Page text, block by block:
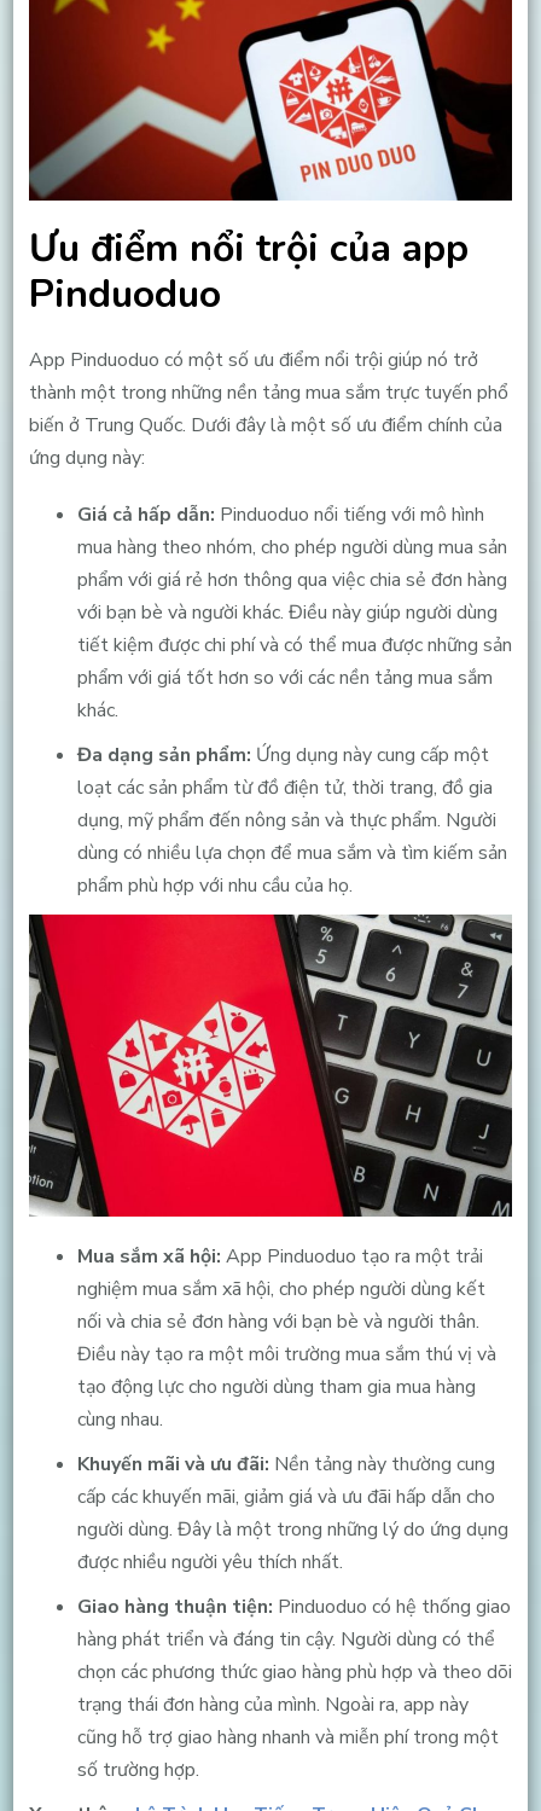
Ưu điểm nổi trội của app
Pinduoduo
App Pinduoduo có một số ưu điểm nổi trội giúp nó trở
thành một trong những nền tảng mua sắm trực tuyến phổ
biến ở Trung Quốc. Dưới đây là một số ưu điểm chính của
ứng dụng này:
Giá cả hấp dẫn: Pinduoduo nổi tiếng với mô hình
mua hàng theo nhóm, cho phép người dùng mua sản
phẩm với giá rẻ hơn thông qua việc chia sẻ đơn hàng
với bạn bè và người khác. Điều này giúp người dùng
tiết kiệm được chi phí và có thể mua được những sản
phẩm với giá tốt hơn so với các nền tảng mua sắm
khác.
Đa dạng sản phẩm: Ứng dụng này cung cấp một
loạt các sản phẩm từ đồ điện tử, thời trang, đồ gia
dụng, mỹ phẩm đến nông sản và thực phẩm. Người
dùng có nhiều lựa chọn để mua sắm và tìm kiếm sản
phẩm phù hợp với nhu cầu của họ.
Mua sắm xã hội: App Pinduoduo tạo ra một trải
nghiệm mua sắm xã hội, cho phép người dùng kết
nối và chia sẻ đơn hàng với bạn bè và người thân.
Điều này tạo ra một môi trường mua sắm thú vị và
tạo động lực cho người dùng tham gia mua hàng
cùng nhau.
Khuyến mãi và ưu đãi: Nền tảng này thường cung
cấp các khuyến mãi, giảm giá và ưu đãi hấp dẫn cho
người dùng. Đây là một trong những lý do ứng dụng
được nhiều người yêu thích nhất.
Giao hàng thuận tiện: Pinduoduo có hệ thống giao
hàng phát triển và đáng tin cậy. Người dùng có thể
chọn các phương thức giao hàng phù hợp và theo dõi
trạng thái đơn hàng của mình. Ngoài ra, app này
cũng hỗ trợ giao hàng nhanh và miễn phí trong một
số trường hợp.